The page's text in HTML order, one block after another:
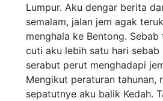
Lumpur. Aku dengar berita
semalam, jalan jem agak
menghala ke Bentong.
cuti aku lebih satu hari sebab
serabut perut menghadapi
Mengikut peraturan tahunan,
sepatutnye aku balik Kedah.